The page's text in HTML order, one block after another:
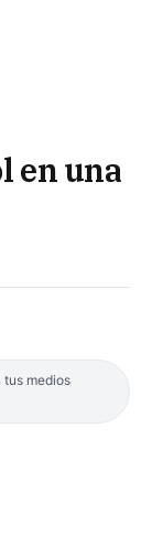
en una
tus medios